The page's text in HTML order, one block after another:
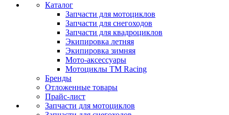
Каталог
Запчасти для мотоциклов
Запчасти для снегоходов
Запчасти для квадроциклов
Экипировка летняя
Экипировка зимняя
Мото-аксессуары
Мотоциклы TM Racing
Бренды
Отложенные товары
Прайс-лист
Запчасти для мотоциклов